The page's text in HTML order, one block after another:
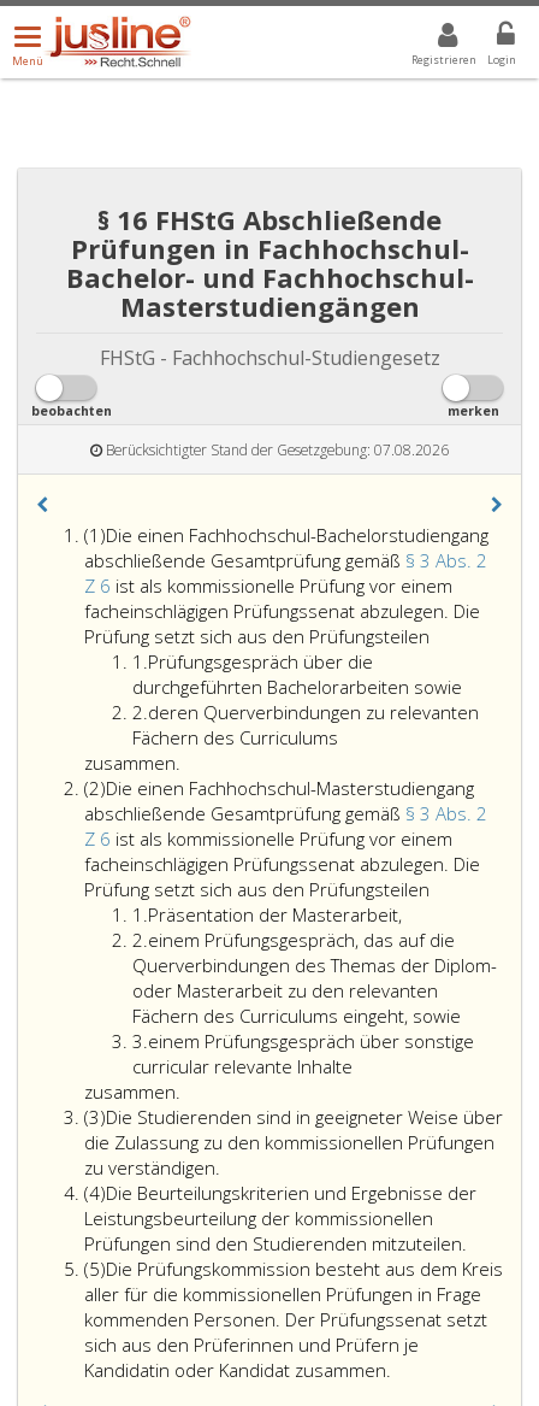
Registrieren Login
Menü
öffnen/schließen
Menü
ALLE DROPDOWN: GEWÄHLTER WERT IST ALLE
§ 16 FHStG Abschließende
Prüfungen in Fachhochschul-
Bachelor- und Fachhochschul-
Masterstudiengängen
FHStG - Fachhochschul-Studiengesetz
beobachten merken
Berücksichtigter Stand der Gesetzgebung: 07.08.2026
(1)Absatz
eins,
Die einen Fachhochschul-Bachelorstudiengang
abschließende Gesamtprüfung gemäß § 3 Abs. 2
Z 6 ist als kommissionelle Prüfung vor einem
facheinschlägigen Prüfungssenat abzulegen. Die
Prüfung setzt sich aus den Prüfungsteilen
gemäß
Paragraph
3,
Absatz
6,
ist
als
Prüfung
Die
Prüfung
setzt
sich
aus
den
1.Ziffer
eins
Prüfungsgespräch über die
durchgeführten Bachelorarbeiten sowie
2.Ziffer
2
deren Querverbindungen zu relevanten
Fächern des Curriculums
zusammen.
(2)Absatz
2,
Die einen Fachhochschul-Masterstudiengang
abschließende Gesamtprüfung gemäß § 3 Abs. 2
Z 6 ist als kommissionelle Prüfung vor einem
facheinschlägigen Prüfungssenat abzulegen. Die
Prüfung setzt sich aus den Prüfungsteilen
gemäß
Absatz
2,
6,
ist
als
Prüfung
vor
1.Ziffer
eins
Präsentation der Masterarbeit,
2.Ziffer
2
einem Prüfungsgespräch, das auf die
Querverbindungen des Themas der Diplom-
oder Masterarbeit zu den relevanten
Fächern des Curriculums eingeht, sowie
3.Ziffer
3
einem Prüfungsgespräch über sonstige
curricular relevante Inhalte
zusammen.
(3)Absatz
3,
Die Studierenden sind in geeigneter Weise über
die Zulassung zu den kommissionellen Prüfungen
zu verständigen.
(4)Absatz
4,
Die Beurteilungskriterien und Ergebnisse der
Leistungsbeurteilung der kommissionellen
Prüfungen sind den Studierenden mitzuteilen.
(5)Absatz
5,
Die Prüfungskommission besteht aus dem Kreis
aller für die kommissionellen Prüfungen in Frage
kommenden Personen. Der Prüfungssenat setzt
sich aus den Prüferinnen und Prüfern je
Kandidatin oder Kandidat zusammen.